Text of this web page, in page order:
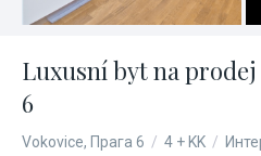
Luxusní byt na
6
Vokovice, Прага 6 / 4 + KK /